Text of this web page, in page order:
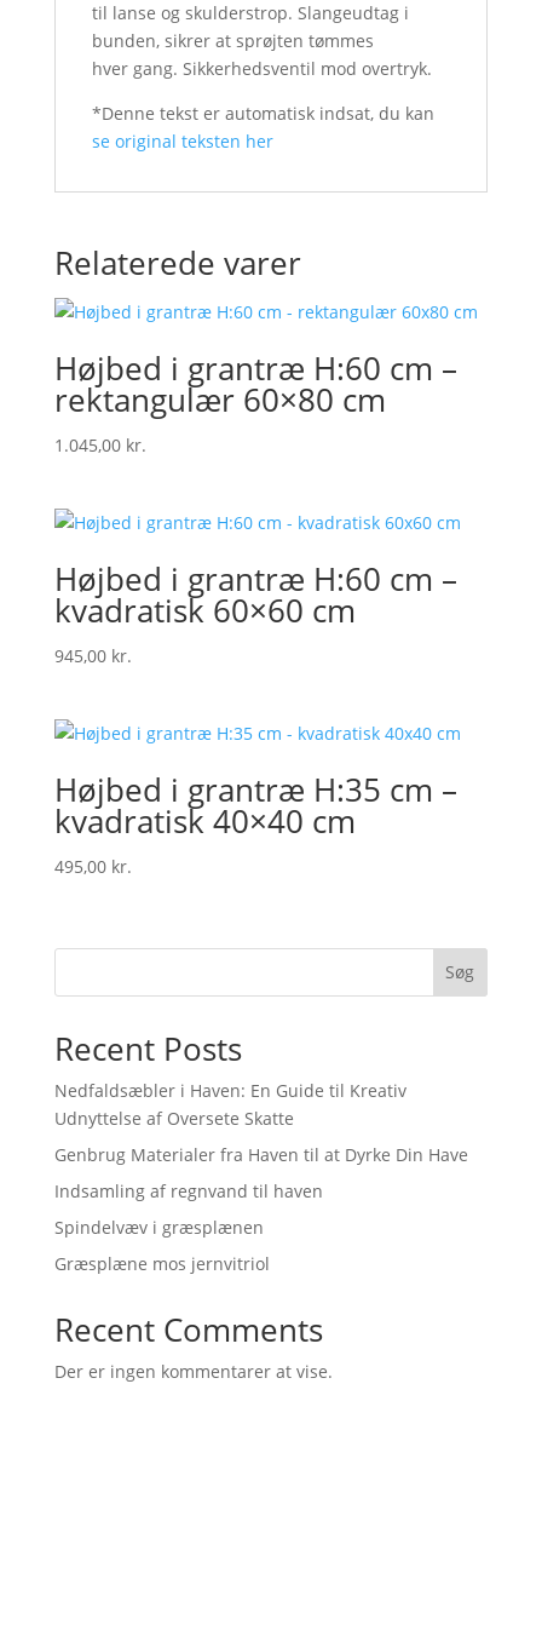
til lanse og skulderstrop. Slangeudtag i
bunden, sikrer at sprøjten tømmes
hver gang. Sikkerhedsventil mod overtryk.
*Denne tekst er automatisk indsat, du kan
se original teksten her
Relaterede varer
Højbed i grantræ H:60 cm –
rektangulær 60×80 cm
1.045,00 kr.
Højbed i grantræ H:60 cm –
kvadratisk 60×60 cm
945,00 kr.
Højbed i grantræ H:35 cm –
kvadratisk 40×40 cm
495,00 kr.
Søg
Recent Posts
Nedfaldsæbler i Haven: En Guide til Kreativ
Udnyttelse af Oversete Skatte
Genbrug Materialer fra Haven til at Dyrke Din Have
Indsamling af regnvand til haven
Spindelvæv i græsplænen
Græsplæne mos jernvitriol
Recent Comments
Der er ingen kommentarer at vise.